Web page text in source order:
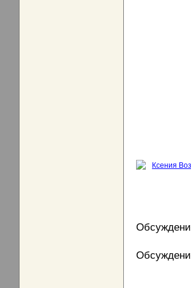
Ксения